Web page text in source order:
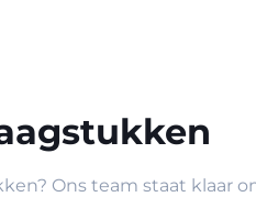
Ons team staat